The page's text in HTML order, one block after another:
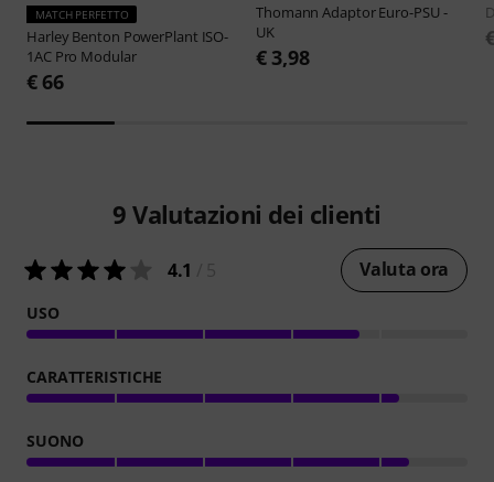
MATCH PERFETTO
Harley Benton PowerPlant ISO-
1AC Pro Modular
€ 66
ThomannAdaptor Euro-PSU -
UK
€ 3,98
9 Valutazioni dei clienti
4.1 Valuta ora
USO
CARATTERISTICHE
SUONO